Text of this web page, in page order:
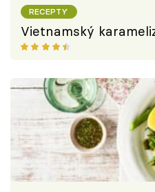
RECEPTY
Vietnamský